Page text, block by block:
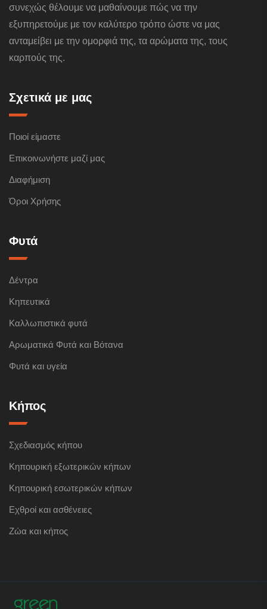
συνεχώς θέλουμε να μαθαίνουμε πώς να την
εξυπηρετούμε με τον καλύτερο τρόπο ώστε να μας
ανταμείβει με την ομορφιά της, τα αρώματα της, τους
καρπούς της.
Σχετικά με μας
Ποιοί είμαστε
Επικοινωνήστε μαζί μας
Διαφήμιση
Όροι Χρήσης
Φυτά
Δέντρα
Κηπευτικά
Καλλωπιστικά φυτά
Αρωματικά Φυτά και Βότανα
Φυτά και υγεία
Κήπος
Σχεδιασμός κήπου
Κηπουρική εξωτερικών κήπων
Κηπουρική εσωτερικών κήπων
Εχθροί και ασθένειες
Ζώα και κήπος